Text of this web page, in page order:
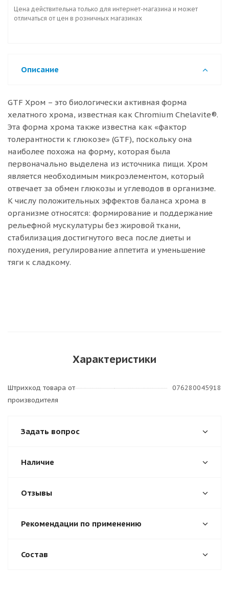
Цена действительна только для интернет-магазина и может
отличаться от цен в розничных магазинах
Описание
GTF Хром – это биологически активная форма
хелатного хрома, известная как Chromium Chelavite®.
Эта форма хрома также известна как «фактор
толерантности к глюкозе» (GTF), поскольку она
наиболее похожа на форму, которая была
первоначально выделена из источника пищи. Хром
является необходимым микроэлементом, который
отвечает за обмен глюкозы и углеводов в организме.
К числу положительных эффектов баланса хрома в
организме относятся: формирование и поддержание
рельефной мускулатуры без жировой ткани,
стабилизация достигнутого веса после диеты и
похудения, регулирование аппетита и уменьшение
тяги к сладкому.
Характеристики
Штрихкод товара от
производителя
076280045918
Задать вопрос
Наличие
Отзывы
Рекомендации по применению
Состав